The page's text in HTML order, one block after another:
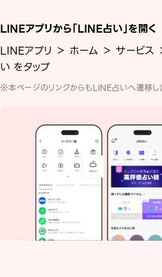
LINEアプリから「LINE占い」を開く
LINEアプリ ＞ ホーム ＞ サービス
い をタップ
※本ページのリンクからもLINE占いへ遷移し